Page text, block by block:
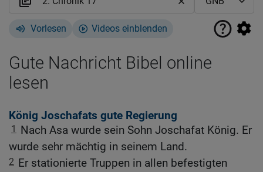
Vorlesen Videos einblenden
Gute Nachricht Bibel online
lesen
König Joschafats gute Regierung
1
Nach Asa wurde sein Sohn Joschafat König. Er
wurde sehr mächtig in seinem Land.
2 Er stationierte Truppen in allen befestigten